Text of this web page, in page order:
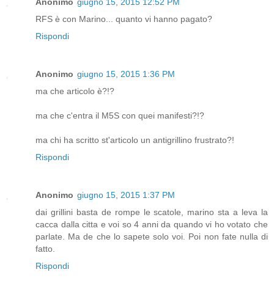
RFS è con Marino... quanto vi hanno pagato?
Rispondi
Anonimo giugno 15, 2015 1:36 PM
ma che articolo è?!?
ma che c'entra il M5S con quei manifesti?!?
ma chi ha scritto st'articolo un antigrillino frustrato?!
Rispondi
Anonimo giugno 15, 2015 1:37 PM
dai grillini basta de rompe le scatole, marino sta a leva la
cacca dalla citta e voi so 4 anni da quando vi ho votato che
parlate. Ma de che lo sapete solo voi. Poi non fate nulla di
fatto.
Rispondi